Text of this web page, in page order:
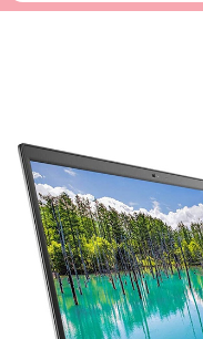
Dell Latitude 3510
Nam Nữ